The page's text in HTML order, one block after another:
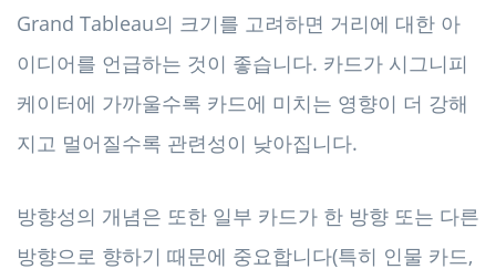
Grand Tableau의 크기를 고려하면 거리에 대한 아
이디어를 언급하는 것이 좋습니다. 카드가 시그니피
케이터에 가까울수록 카드에 미치는 영향이 더 강해
지고 멀어질수록 관련성이 낮아집니다.
방향성의 개념은 또한 일부 카드가 한 방향 또는 다른
방향으로 향하기 때문에 중요합니다(특히 인물 카드,